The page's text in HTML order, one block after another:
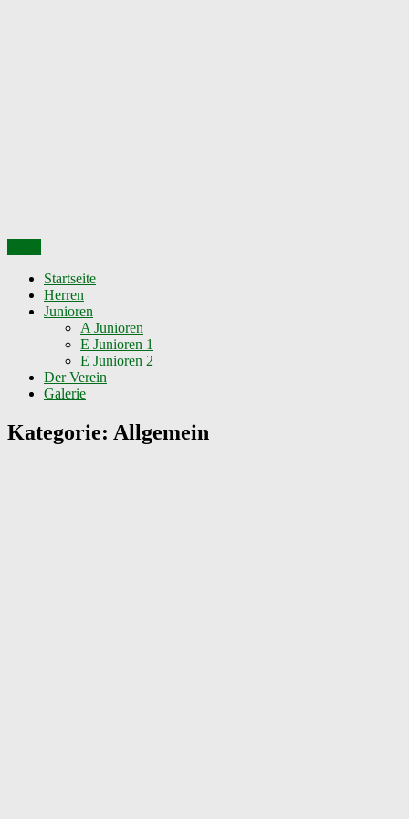
SpVgg Engelbrechtsmünster
e.V.
Startseite
Herren
Junioren
A Junioren
E Junioren 1
E Junioren 2
Der Verein
Galerie
Kategorie: Allgemein